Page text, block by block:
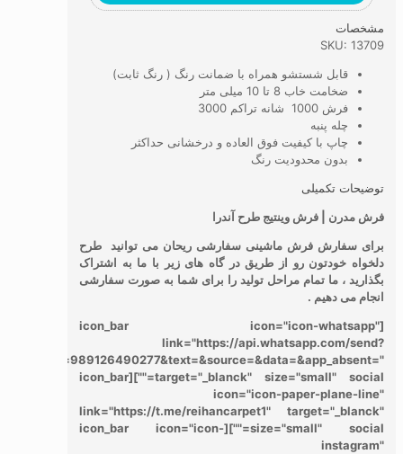
مشخصات
SKU: 13709
قابل شستشو همراه با ضمانت رنگ ( رنگ ثابت)
ضخامت خاب 8 تا 10 میلی متر
فرش 1000 شانه تراکم 3000
چله پنبه
چاپ با کیفیت فوق العاده و درخشانی حداکثر
بدون محدودیت رنگ
توضیحات تکمیلی
فرش مدرن | فرش وینتیج طرح آندرا
برای سفارش فرش ماشینی سفارشی ریحان می توانید طرح
دلخواه خودتون رو از طریق در گاه های زیر با ما به اشتراک
بگذارید ، ما تمام مراحل تولید را برای شما به صورت سفارشی
انجام می دهیم .
[icon_bar icon="icon-whatsapp"
link="https://api.whatsapp.com/send?
phone=989126490277&text=&source=&data=&app_absent="
target="_blanck" size="small" social=""][icon_bar
icon="icon-paper-plane-line"
link="https://t.me/reihancarpet1" target="_blanck"
size="small" social=""][icon_bar icon="icon-
instagram"